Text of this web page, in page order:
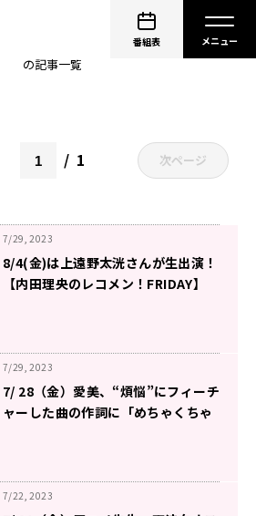
番組表
の記事一覧
1 次ページ
7/29, 2023
8/4(金)は上遠野太洸さんが生出演！
【内田理央のレコメン！FRIDAY】
7/29, 2023
7/ 28（金）愛美、“煩悩”にフィーチ
ャーした曲の作詞に「めちゃくちゃ
7/22, 2023